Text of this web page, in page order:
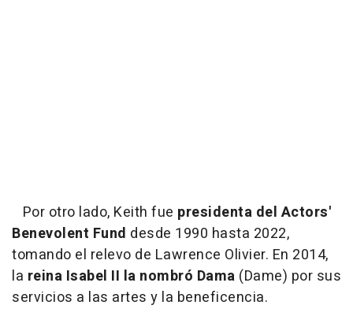
Por otro lado, Keith fue presidenta del Actors'
Benevolent Fund desde 1990 hasta 2022,
tomando el relevo de Lawrence Olivier. En 2014,
la reina Isabel II la nombró Dama (Dame) por sus
servicios a las artes y la beneficencia.